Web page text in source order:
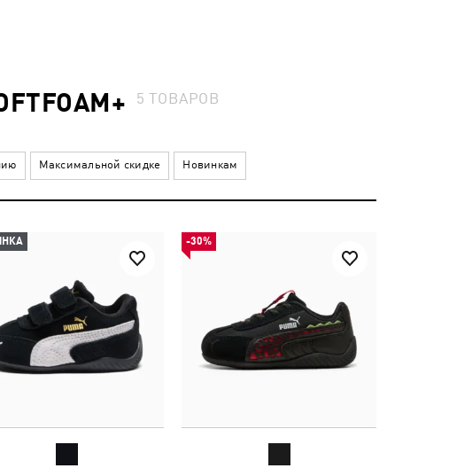
5ТОВАРОВ
Максимальной скидке Новинкам
-30%